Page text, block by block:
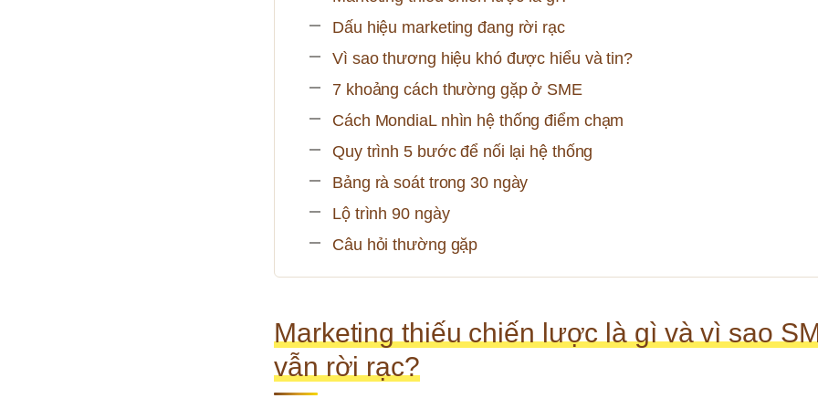
Dấu hiệu marketing đang rời rạc
Vì sao thương hiệu khó được hiểu và tin?
7 khoảng cách thường gặp ở SME
Cách MondiaL nhìn hệ thống điểm chạm
Quy trình 5 bước để nối lại hệ thống
Bảng rà soát trong 30 ngày
Lộ trình 90 ngày
Câu hỏi thường gặp
Marketing thiếu chiến lược là gì và vì sao
vẫn rời rạc?